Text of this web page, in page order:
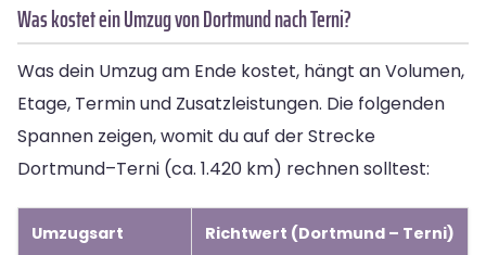
Was kostet ein Umzug von Dortmund nach Terni?
Was dein Umzug am Ende kostet, hängt an Volumen,
Etage, Termin und Zusatzleistungen. Die folgenden
Spannen zeigen, womit du auf der Strecke
Dortmund–Terni (ca. 1.420 km) rechnen solltest:
Umzugsart Richtwert (Dortmund – Terni)